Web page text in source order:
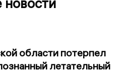
новости
области потерпел
летательный